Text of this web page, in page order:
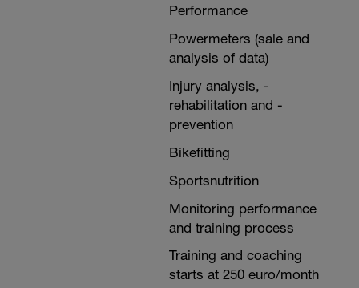
Performance
Powermeters (sale and
analysis of data)
Injury analysis, -
rehabilitation and -
prevention
Bikefitting
Sportsnutrition
Monitoring performance
and training process
Training and coaching
starts at 250 euro/month